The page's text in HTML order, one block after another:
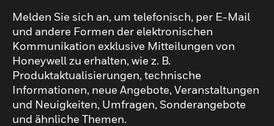
Melden Sie sich an, um telefonisch, per E-Mail
und andere Formen der elektronischen
Kommunikation exklusive Mitteilungen von
Honeywell zu erhalten, wie z. B.
Produktaktualisierungen, technische
Informationen, neue Angebote, Veranstaltungen
und Neuigkeiten, Umfragen, Sonderangebote
und ähnliche Themen.